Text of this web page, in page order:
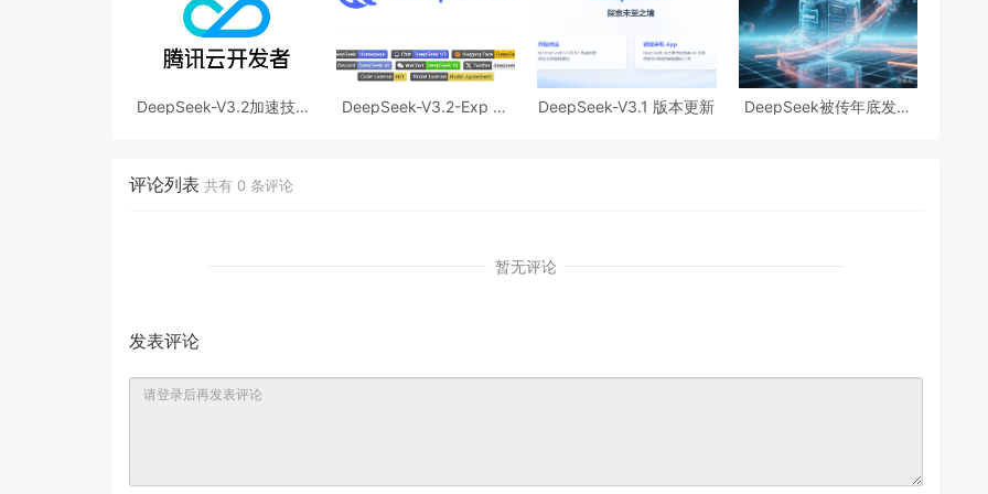
DeepSeek-V3.2加速技术
DeepSeek-V3.2-Exp 发
DeepSeek-V3.1 版本更新
DeepSeek被传年底发布
评论列表 共有 0 条评论
暂无评论
发表评论